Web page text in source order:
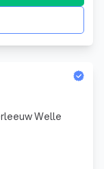
kennisd
Welle